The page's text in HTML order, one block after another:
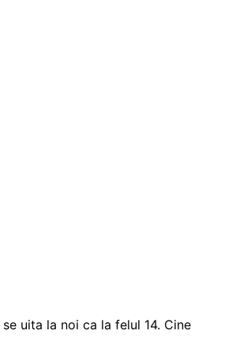
uita la noi ca la felul 14. Cine